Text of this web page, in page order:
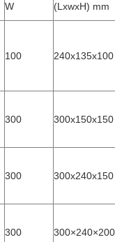
W (LxwxH) mm
100 240x135x100
300 300x150x150
300 300x240x150
300 300×240×200